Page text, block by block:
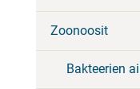
Zoonoosit
Bakteerien